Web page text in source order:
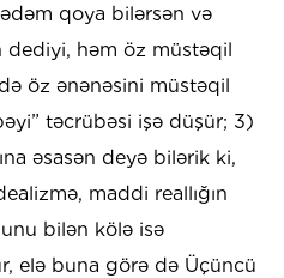
qoya bilərsən və
dediyi, həm öz müstəqil
öz ənənəsini müstəqil
təcrübəsi işə düşür; 3)
əsasən deyə bilərik ki,
maddi reallığın
bilən kölə isə
elə buna görə də Üçüncü